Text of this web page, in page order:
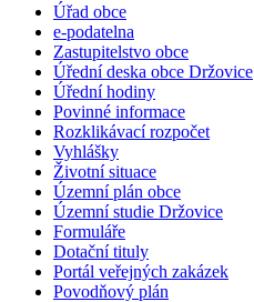
Úřad obce
e-podatelna
Zastupitelstvo obce
Úřední deska obce Držovice
Úřední hodiny
Povinné informace
Rozklikávací rozpočet
Vyhlášky
Životní situace
Územní plán obce
Územní studie Držovice
Formuláře
Dotační tituly
Portál veřejných zakázek
Povodňový plán